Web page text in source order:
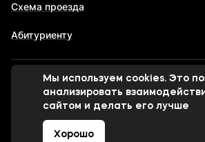
Схема проезда
Абитуриенту
© 1998-2026 Московский финансово-
университет МФЮА
Мы используем cookies. Это
анализировать
сайтом и делать его лучше
Хорошо